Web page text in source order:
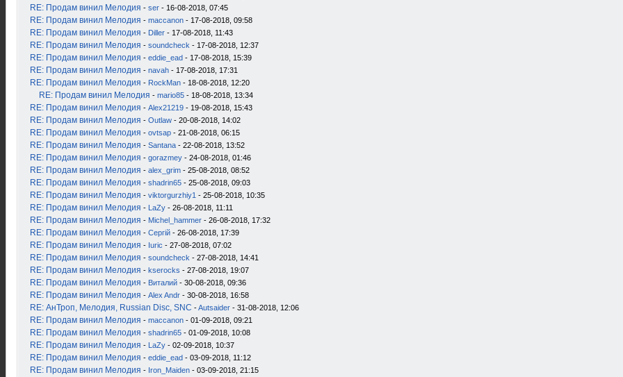
RE: Продам винил Мелодия - ser - 16-08-2018, 07:45
RE: Продам винил Мелодия - maccanon - 17-08-2018, 09:58
RE: Продам винил Мелодия - Diller - 17-08-2018, 11:43
RE: Продам винил Мелодия - soundcheck - 17-08-2018, 12:37
RE: Продам винил Мелодия - eddie_ead - 17-08-2018, 15:39
RE: Продам винил Мелодия - navah - 17-08-2018, 17:31
RE: Продам винил Мелодия - RockMan - 18-08-2018, 12:20
RE: Продам винил Мелодия - mario85 - 18-08-2018, 13:34
RE: Продам винил Мелодия - Alex21219 - 19-08-2018, 15:43
RE: Продам винил Мелодия - Outlaw - 20-08-2018, 14:02
RE: Продам винил Мелодия - ovtsap - 21-08-2018, 06:15
RE: Продам винил Мелодия - Santana - 22-08-2018, 13:52
RE: Продам винил Мелодия - gorazmey - 24-08-2018, 01:46
RE: Продам винил Мелодия - alex_grim - 25-08-2018, 08:52
RE: Продам винил Мелодия - shadrin65 - 25-08-2018, 09:03
RE: Продам винил Мелодия - viktorgurzhiy1 - 25-08-2018, 10:35
RE: Продам винил Мелодия - LaZy - 26-08-2018, 11:11
RE: Продам винил Мелодия - Michel_hammer - 26-08-2018, 17:32
RE: Продам винил Мелодия - Сергій - 26-08-2018, 17:39
RE: Продам винил Мелодия - Iuric - 27-08-2018, 07:02
RE: Продам винил Мелодия - soundcheck - 27-08-2018, 14:41
RE: Продам винил Мелодия - kserocks - 27-08-2018, 19:07
RE: Продам винил Мелодия - Виталий - 30-08-2018, 09:36
RE: Продам винил Мелодия - Alex Andr - 30-08-2018, 16:58
RE: АнТроп, Мелодия, Russian Disc, SNC -Autsaider - 31-08-2018, 12:06
RE: Продам винил Мелодия - maccanon - 01-09-2018, 09:21
RE: Продам винил Мелодия - shadrin65 - 01-09-2018, 10:08
RE: Продам винил Мелодия - LaZy - 02-09-2018, 10:37
RE: Продам винил Мелодия - eddie_ead - 03-09-2018, 11:12
RE: Продам винил Мелодия - Iron_Maiden - 03-09-2018, 21:15